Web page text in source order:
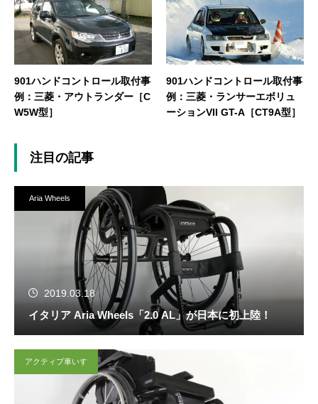
901ハンドコントロール取付事
例：三菱・アウトランダー［C
W5W型］
901ハンドコントロール取付事
例：三菱・ランサーエボリュ
ーションVII GT-A［CT9A型］
注目の記事
Aria Wheels
2019.03.18
イタリア Aria Wheels「2.0 AL」が日本に初上陸！
アクティブ車いす